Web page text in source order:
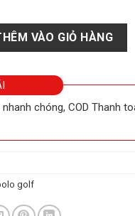
số lượng
VÀO GIỎ HÀNG
chóng, COD Thanh
golf